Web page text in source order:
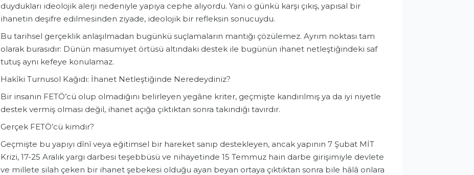
duydukları ideolojik alerji nedeniyle yapıya cephe alıyordu. Yani o günkü karşı çıkış, yapısal bir
ihanetin deşifre edilmesinden ziyade, ideolojik bir refleksin sonucuydu.
​Bu tarihsel gerçeklik anlaşılmadan bugünkü suçlamaların mantığı çözülemez. Ayrım noktası tam
olarak burasıdır: Dünün masumiyet örtüsü altındaki destek ile bugünün ihanet netleştiğindeki saf
tutuş aynı kefeye konulamaz.
​Hakîki Turnusol Kağıdı: İhanet Netleştiğinde Neredeydiniz?
​Bir insanın FETÖ’cü olup olmadığını belirleyen yegâne kriter, geçmişte kandırılmış ya da iyi niyetle
destek vermiş olması değil, ihanet açığa çıktıktan sonra takındığı tavırdır.
​Gerçek FETÖ’cü kimdir?
Geçmişte bu yapıyı dînî veya eğitimsel bir hareket sanıp destekleyen, ancak yapının 7 Şubat MİT
Krizi, 17-25 Aralık yargı darbesi teşebbüsü ve nihayetinde 15 Temmuz hain darbe girişimiyle devlete
ve millete silah çeken bir ihanet şebekesi olduğu ayan beyan ortaya çıktıktan sonra bile hâlâ onlara